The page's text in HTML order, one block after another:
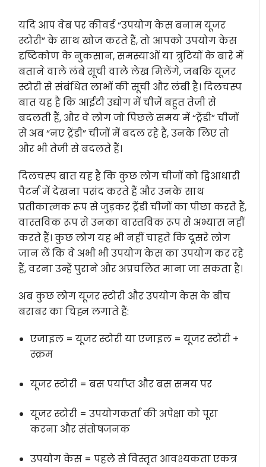
यदि आप वेब पर कीवर्ड “उपयोग केस बनाम यूजर
स्टोरी” के साथ खोज करते हैं, तो आपको उपयोग केस
दृष्टिकोण के नुकसान, समस्याओं या त्रुटियों के बारे में
बताने वाले लंबे सूची वाले लेख मिलेंगे, जबकि यूजर
स्टोरी से संबंधित लाभों की सूची और लंबी है। दिलचस्प
बात यह है कि आईटी उद्योग में चीजें बहुत तेजी से
बदलती हैं, और वे लोग जो पिछले समय में “ट्रेंडी” चीजों
से अब “नए ट्रेंडी” चीजों में बदल रहे हैं, उनके लिए तो
और भी तेजी से बदलते हैं।
दिलचस्प बात यह है कि कुछ लोग चीजों को द्विआधारी
पैटर्न में देखना पसंद करते हैं और उनके साथ
प्रतीकात्मक रूप से जुड़कर ट्रेंडी चीजों का पीछा करते हैं,
वास्तविक रूप से उनका वास्तविक रूप से अभ्यास नहीं
करते हैं। कुछ लोग यह भी नहीं चाहते कि दूसरे लोग
जान लें कि वे अभी भी उपयोग केस का उपयोग कर रहे
हैं, वरना उन्हें पुराने और अप्रचलित माना जा सकता है।
अब कुछ लोग यूजर स्टोरी और उपयोग केस के बीच
बराबर का चिह्न लगाते हैं:
एजाइल = यूजर स्टोरी या एजाइल = यूजर स्टोरी +
स्क्रम
यूजर स्टोरी = बस पर्याप्त और बस समय पर
यूजर स्टोरी = उपयोगकर्ता की अपेक्षा को पूरा
करना और संतोषजनक
उपयोग केस = पहले से विस्तृत आवश्यकता एकत्र